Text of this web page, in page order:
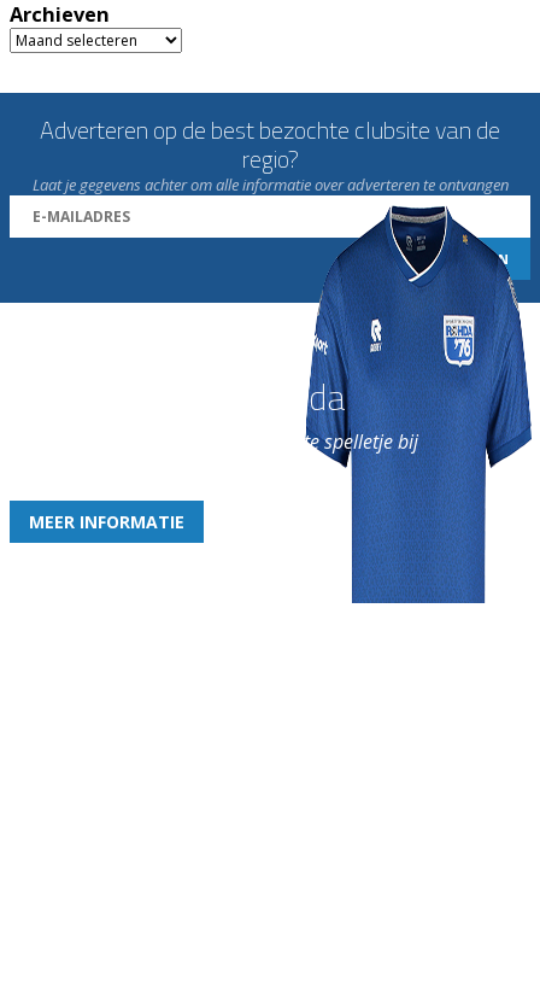
Archieven
Archieven
Adverteren op de best bezochte clubsite van de
regio?
Laat je gegevens achter om alle informatie over adverteren te ontvangen
Word nu lid van Rohda
en geniet iedere week van het leukste spelletje bij
MEER INFORMATIE